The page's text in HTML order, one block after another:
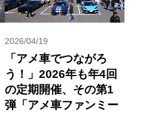
2026/04/19
「アメ車でつながろ
う！」2026年も年4回
の定期開催、その第1
弾「アメ車ファンミー